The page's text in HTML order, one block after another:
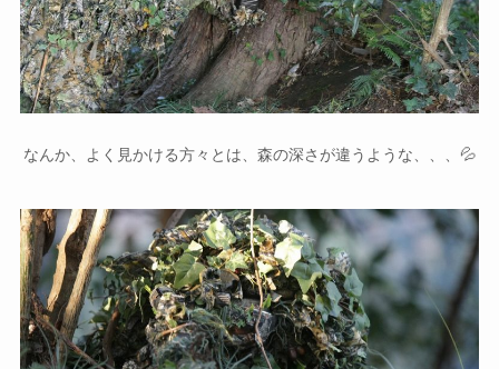
なんか、よく見かける方々とは、森の深さが違うような、、、💦